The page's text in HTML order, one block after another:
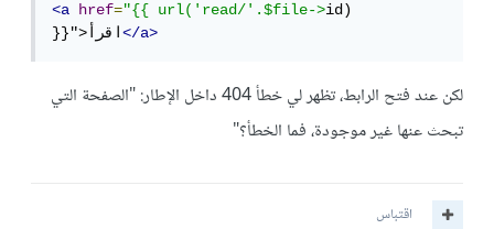
<a href="{{ url('read/'.$file->id)
}}">اقرأ</a>
لكن عند فتح الرابط، تظهر لي خطأ 404 داخل الإطار: "الصفحة التي
تبحث عنها غير موجودة، فما الخطأ؟"
اقتباس